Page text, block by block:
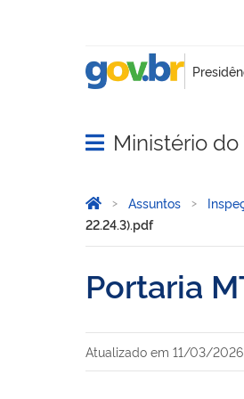
Abrir menu principal
Ministério
Você está aqui:
Página Inicial
Assuntos
22.24.3).pdf
Portaria
Atualizado em 11/03/2026